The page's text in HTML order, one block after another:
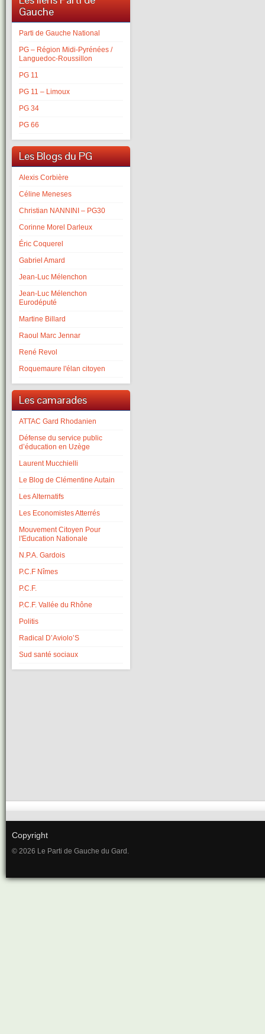
Gauche
Parti de Gauche National
PG – Région Midi-Pyrénées /
Languedoc-Roussillon
PG 11
PG 11 – Limoux
PG 34
PG 66
Les Blogs du PG
Alexis Corbière
Céline Meneses
Christian NANNINI – PG30
Corinne Morel Darleux
Éric Coquerel
Gabriel Amard
Jean-Luc Mélenchon
Jean-Luc Mélenchon
Eurodéputé
Martine Billard
Raoul Marc Jennar
René Revol
Roquemaure l'élan citoyen
Les camarades
ATTAC Gard Rhodanien
Défense du service public
d’éducation en Uzège
Laurent Mucchielli
Le Blog de Clémentine Autain
Les Alternatifs
Les Economistes Atterrés
Mouvement Citoyen Pour
l'Education Nationale
N.P.A. Gardois
P.C.F Nîmes
P.C.F.
P.C.F. Vallée du Rhône
Politis
Radical D’Aviolo’S
Sud santé sociaux
Copyright
© 2026 Le Parti de Gauche du Gard.